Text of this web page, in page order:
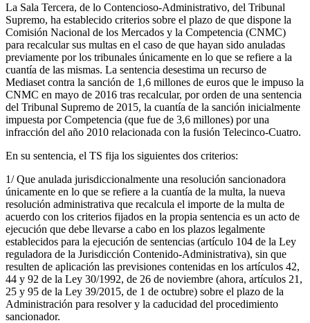
La Sala Tercera, de lo Contencioso-Administrativo, del Tribunal
Supremo, ha establecido criterios sobre el plazo de que dispone la
Comisión Nacional de los Mercados y la Competencia (CNMC)
para recalcular sus multas en el caso de que hayan sido anuladas
previamente por los tribunales únicamente en lo que se refiere a la
cuantía de las mismas. La sentencia desestima un recurso de
Mediaset contra la sanción de 1,6 millones de euros que le impuso la
CNMC en mayo de 2016 tras recalcular, por orden de una sentencia
del Tribunal Supremo de 2015, la cuantía de la sanción inicialmente
impuesta por Competencia (que fue de 3,6 millones) por una
infracción del año 2010 relacionada con la fusión Telecinco-Cuatro.
En su sentencia, el TS fija los siguientes dos criterios:
1/ Que anulada jurisdiccionalmente una resolución sancionadora
únicamente en lo que se refiere a la cuantía de la multa, la nueva
resolución administrativa que recalcula el importe de la multa de
acuerdo con los criterios fijados en la propia sentencia es un acto de
ejecución que debe llevarse a cabo en los plazos legalmente
establecidos para la ejecución de sentencias (artículo 104 de la Ley
reguladora de la Jurisdicción Contenido-Administrativa), sin que
resulten de aplicación las previsiones contenidas en los artículos 42,
44 y 92 de la Ley 30/1992, de 26 de noviembre (ahora, artículos 21,
25 y 95 de la Ley 39/2015, de 1 de octubre) sobre el plazo de la
Administración para resolver y la caducidad del procedimiento
sancionador.